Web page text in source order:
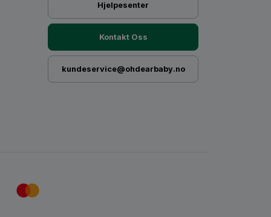
Hjelpesenter
Kontakt Oss
kundeservice@ohdearbaby.no